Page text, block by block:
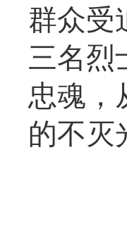
群众受
三名烈
忠魂，
的不灭